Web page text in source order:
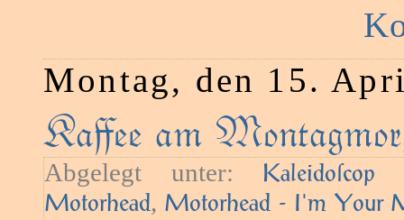
Montag, den 15.
Kaﬀee am
Abgelegt unter: Kaleidoſcop
Motorhead, Motorhead - I'm Your